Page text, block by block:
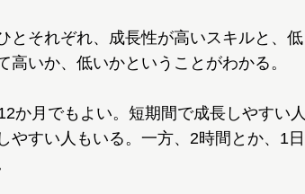
それぞれ、成長性が高いスキルと、低
いか、低いかということがわかる。
か月でもよい。短期間で成長しやすい人
やすい人もいる。一方、2時間とか、1日